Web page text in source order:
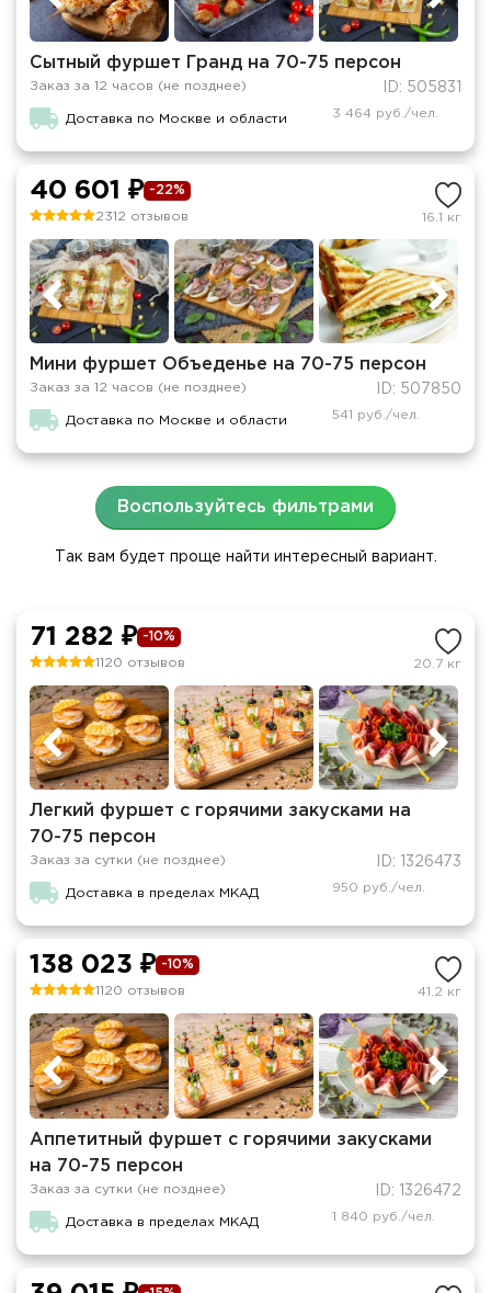
Сытный фуршет Гранд на 70-75 персон
Заказ за 12 часов (не позднее) ID: 505831
Доставка по Москве и области 3 464 руб./чел.
40 601 ₽ -22%
2312 отзывов 16.1 кг
Мини фуршет Объеденье на 70-75 персон
Заказ за 12 часов (не позднее) ID: 507850
Доставка по Москве и области 541 руб./чел.
Воспользуйтесь фильтрами
Так вам будет проще найти интересный вариант.
71 282 ₽ -10%
1120 отзывов 20.7 кг
Легкий фуршет с горячими закусками на
70-75 персон
Заказ за сутки (не позднее) ID: 1326473
Доставка в пределах МКАД 950 руб./чел.
138 023 ₽ -10%
1120 отзывов 41.2 кг
Аппетитный фуршет с горячими закусками
на 70-75 персон
Заказ за сутки (не позднее) ID: 1326472
Доставка в пределах МКАД 1 840 руб./чел.